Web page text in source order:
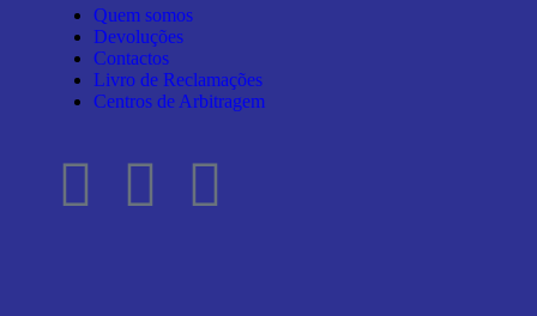
Quem somos
Devoluções
Contactos
Livro de Reclamações
Centros de Arbitragem